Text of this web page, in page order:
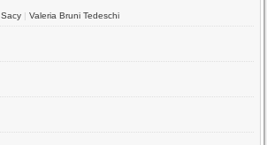
|Valeria Bruni Tedeschi